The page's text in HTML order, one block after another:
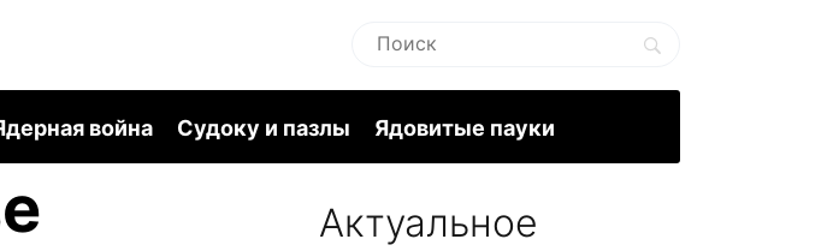
война Судоку и пазлы Ядовитые пауки
Актуальное